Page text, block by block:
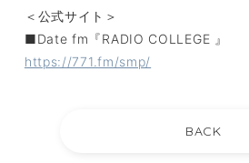
＜公式サイト＞
■Date fm『RADIO COLLEGE 』
https://771.fm/smp/